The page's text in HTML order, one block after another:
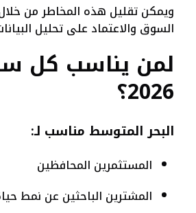
ويمكن تقليل هذه المخاطر من خلال
السوق والاعتماد على تحليل
لمن يناسب كل
2026؟
البحر المتوسط مناسب لـ:
المستثمرين المحافظين
المشترين الباحثين عن نمط